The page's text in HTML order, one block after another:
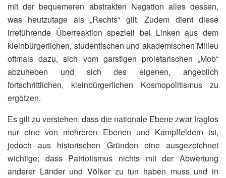
mit der bequemeren abstrakten Negation alles dessen,
was heutzutage als „Rechts“ gilt. Zudem dient diese
irreführende Überreaktion speziell bei Linken aus dem
kleinbürgerlichen, studentischen und akademischen Milieu
oftmals dazu, sich vom garstigen proletarischen „Mob“
abzuheben und sich des eigenen, angeblich
fortschrittlichen, kleinbürgerlichen Kosmopolitismus zu
ergötzen.
Es gilt zu verstehen, dass die nationale Ebene zwar fraglos
nur eine von mehreren Ebenen und Kampffeldern ist,
jedoch aus historischen Gründen eine ausgezeichnet
wichtige; dass Patriotismus nichts mit der Abwertung
anderer Länder und Völker zu tun haben muss und in